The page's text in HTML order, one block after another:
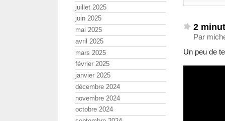
2
Par
Un peu de
juillet 2025
juin 2025
mai 2025
avril 2025
mars 2025
février 2025
janvier 2025
décembre 2024
novembre 2024
octobre 2024